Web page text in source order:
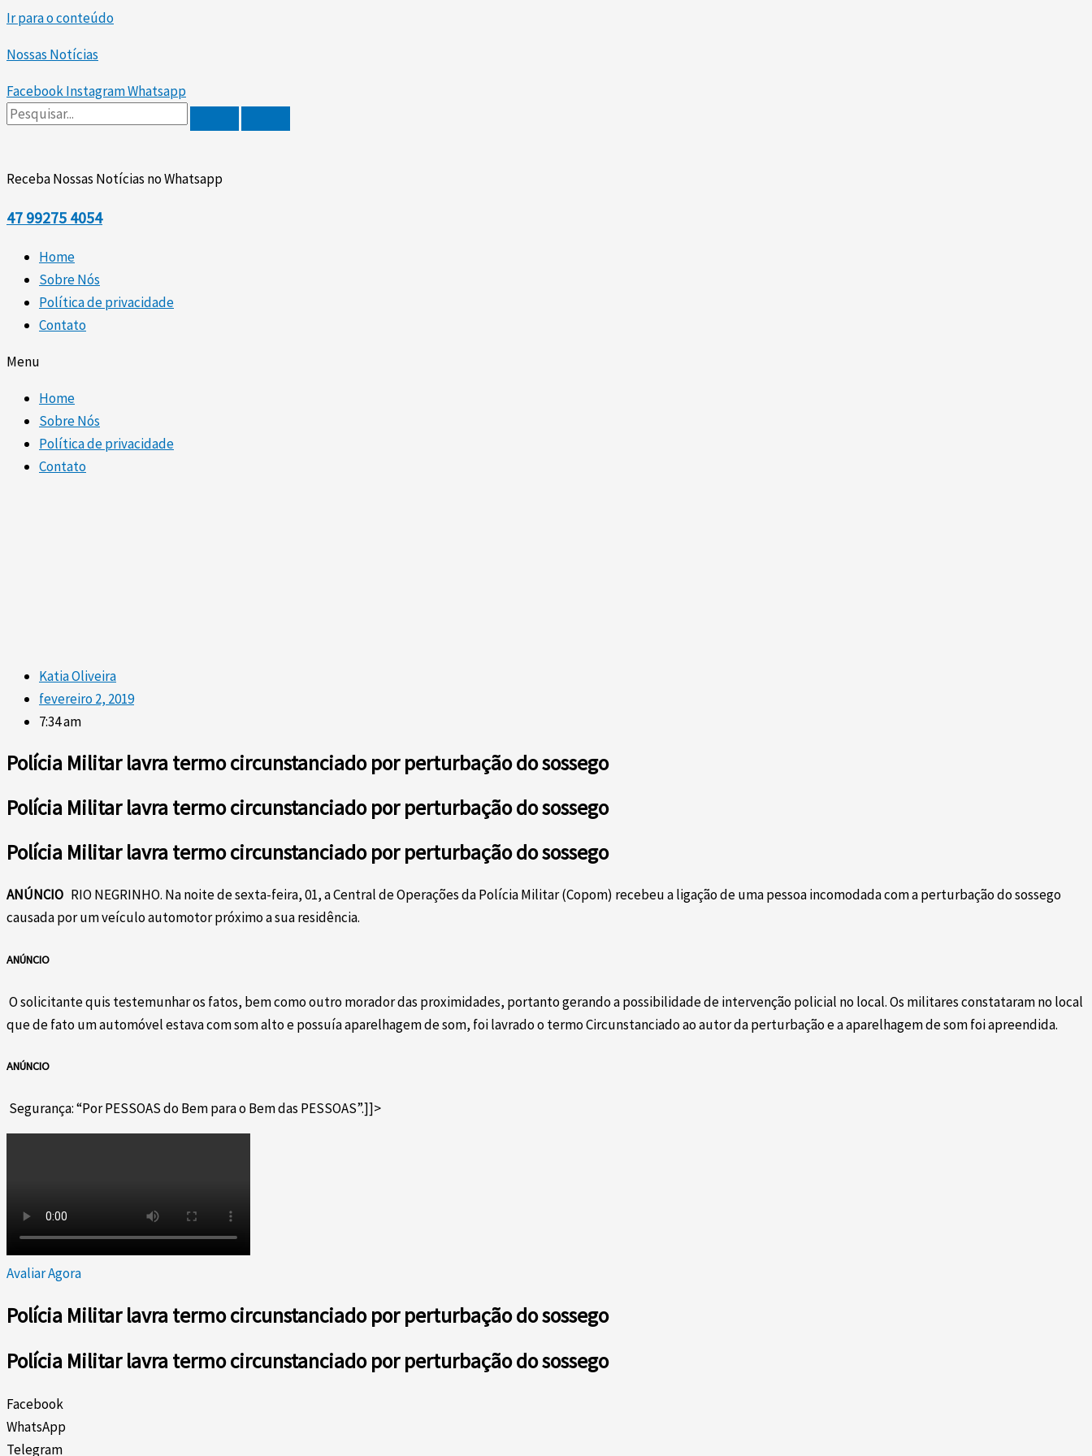
Ir para o conteúdo
Nossas Notícias
FacebookInstagramWhatsapp
Receba Nossas Notícias no Whatsapp
47 99275 4054
Home
Sobre Nós
Política de privacidade
Contato
Menu
Home
Sobre Nós
Política de privacidade
Contato
Katia Oliveira
fevereiro 2, 2019
7:34 am
Polícia Militar lavra termo circunstanciado por perturbação do sossego
Polícia Militar lavra termo circunstanciado por perturbação do sossego
Polícia Militar lavra termo circunstanciado por perturbação do sossego
ANÚNCIO RIO NEGRINHO. Na noite de sexta-feira, 01, a Central de Operações da Polícia Militar (Copom) recebeu a ligação de uma pessoa incomodada com a perturbação do sossego
causada por um veículo automotor próximo a sua residência.
ANÚNCIO
O solicitante quis testemunhar os fatos, bem como outro morador das proximidades, portanto gerando a possibilidade de intervenção policial no local. Os militares constataram no local
que de fato um automóvel estava com som alto e possuía aparelhagem de som, foi lavrado o termo Circunstanciado ao autor da perturbação e a aparelhagem de som foi apreendida.
ANÚNCIO
Segurança: “Por PESSOAS do Bem para o Bem das PESSOAS”.]]>
Avaliar Agora
Polícia Militar lavra termo circunstanciado por perturbação do sossego
Polícia Militar lavra termo circunstanciado por perturbação do sossego
Facebook
WhatsApp
Telegram